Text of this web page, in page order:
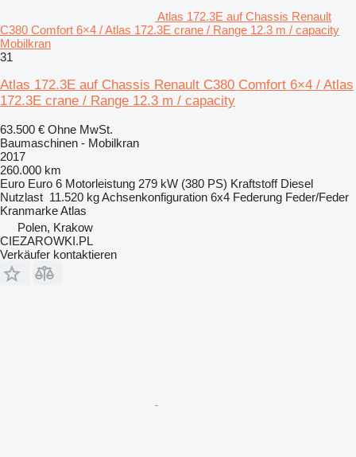
Atlas 172.3E auf Chassis Renault
C380 Comfort 6×4 / Atlas 172.3E crane / Range 12.3 m / capacity
Mobilkran
31
Atlas 172.3E auf Chassis Renault C380 Comfort 6×4 / Atlas
172.3E crane / Range 12.3 m / capacity
63.500 € Ohne MwSt.
Baumaschinen - Mobilkran
2017
260.000 km
Euro Euro 6 Motorleistung 279 kW (380 PS) Kraftstoff Diesel
Nutzlast 11.520 kgAchsenkonfiguration 6x4 Federung Feder/Feder
KranmarkeAtlas
Polen, Krakow
CIEZAROWKI.PL
Verkäufer kontaktieren